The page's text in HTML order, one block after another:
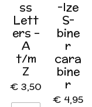
ss
Lett
ers –
A
t/m
Z
€ 3,50
-Ize
S-
bine
r
cara
bine
r
€ 4,95